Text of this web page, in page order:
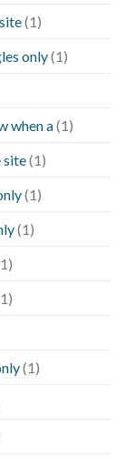
(1)
only(1)
when a(1)
site(1)
(1)
(1)
(1)